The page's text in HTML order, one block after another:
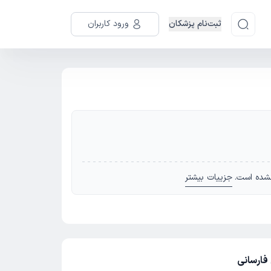
ثبت‌نام پزشکان ورود کاربران
است. جزییات بیشتر